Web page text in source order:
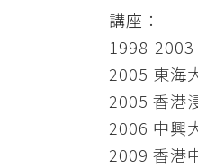
講座：
1998-2003
2005 東海
2005 香港
2006 中興
2009 香港